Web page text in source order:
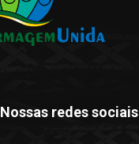
Nossas redes sociais